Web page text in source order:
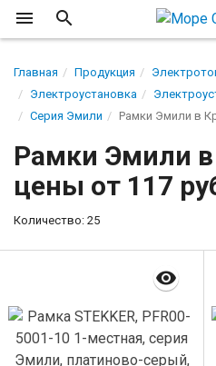
Главная Продукция
Электроустановка
Серия Эмили
Рамки Эмили в
Рамки Эмили
цены от 117
Количество: 25